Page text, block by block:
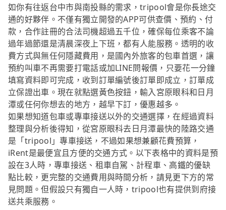
如你有往返台中市與南投縣的需求，tripool會是你長途交
通的好夥伴。不僅有獨立開發的APP可供查價、預約、付
款，合作註冊的合法司機超過五千位，確保每位乘客不論
過年過節還是清晨深夜上下班，都有人能服務。透明的收
費方式與無任何隱藏費用，是國內外旅客的包車首選，讓
預約叫車不再需要打電話或加LINE問報價，只要花一分鐘
填寫資料即可完成，收到訂單編號後訂單即成立，訂單成
立保證出車。現在就點選黃色按鈕，輸入宮原眼科和日月
潭或任何你想去的地方，越早下訂，優惠越多。
如果想知道包車或專車接送以外的交通選擇，在經過資料
整理與分析後得知，從宮原眼科去日月潭最快的陸路交通
是「tripool」專車接送，不過如果想兼顧花費預算，
iRent是最便宜且方便的交通方式。以下表格中的資料是預
設在3人時，專車接送、租車自駕、計程車、高鐵的優缺
點比較，更完整的交通費用與時間分析，請見更下方的常
見問題。但假設只有獨自一人時，tripool也有提供到府接
送共乘服務。